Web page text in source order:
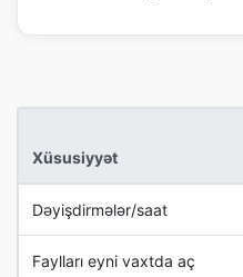
Xüsusiyyət
Dəyişdirmələr/saat
Faylları eyni vaxtda aç